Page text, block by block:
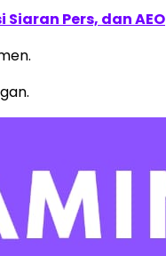
Pers, dan AEO